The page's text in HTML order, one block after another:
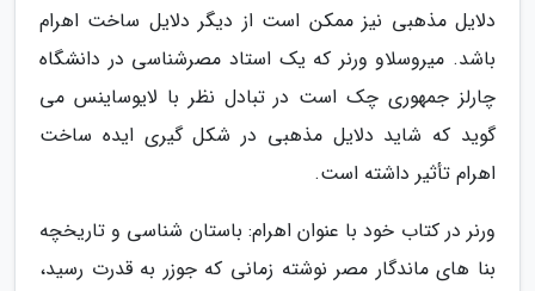
دلایل مذهبی نیز ممکن است از دیگر دلایل ساخت اهرام
باشد. میروسلاو ورنر که یک استاد مصرشناسی در دانشگاه
چارلز جمهوری چک است در تبادل نظر با لایوساینس می
گوید که شاید دلایل مذهبی در شکل گیری ایده ساخت
اهرام تأثیر داشته است.
ورنر در کتاب خود با عنوان اهرام: باستان شناسی و تاریخچه
بنا های ماندگار مصر نوشته زمانی که جوزر به قدرت رسید،